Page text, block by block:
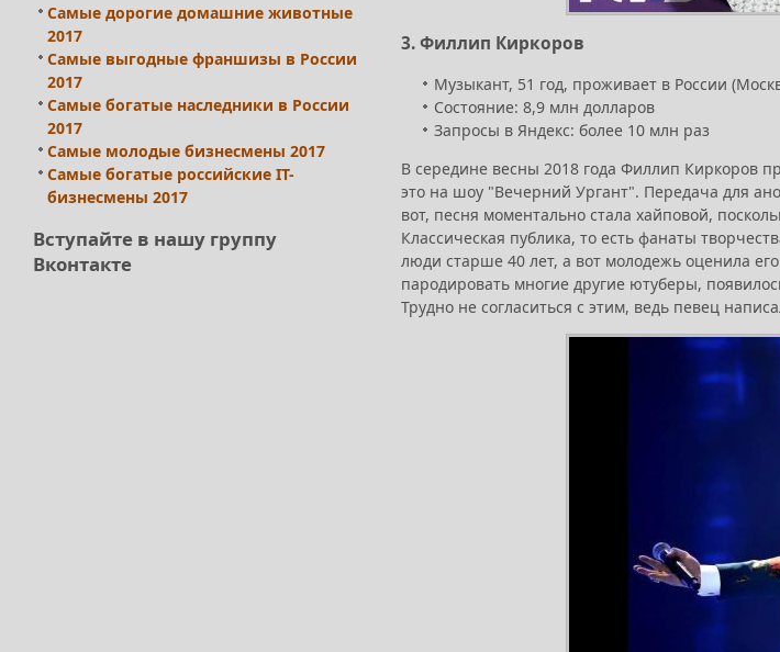
3. Филлип Киркоров
Музыкант, 51 год, проживает в России
Состояние: 8,9 млн долларов
Запросы в Яндекс: более 10 млн раз
В середине весны 2018 года Филлип Киркоров
это на шоу "Вечерний Ургант". Передача для
вот, песня моментально стала хайповой,
Классическая публика, то есть фанаты
люди старше 40 лет, а вот молодежь оценила
пародировать многие другие ютуберы,
Трудно не согласиться с этим, ведь певец
Самые дорогие домашние животные
2017
Самые выгодные франшизы в России
2017
Самые богатые наследники в России
2017
Самые молодые бизнесмены 2017
Самые богатые российские IT-
бизнесмены 2017
Вступайте в нашу группу
Вконтакте